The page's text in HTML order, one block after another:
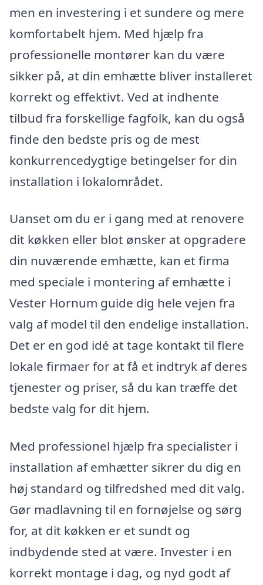
men en investering i et sundere og mere
komfortabelt hjem. Med hjælp fra
professionelle montører kan du være
sikker på, at din emhætte bliver installeret
korrekt og effektivt. Ved at indhente
tilbud fra forskellige fagfolk, kan du også
finde den bedste pris og de mest
konkurrencedygtige betingelser for din
installation i lokalområdet.
Uanset om du er i gang med at renovere
dit køkken eller blot ønsker at opgradere
din nuværende emhætte, kan et firma
med speciale i montering af emhætte i
Vester Hornum guide dig hele vejen fra
valg af model til den endelige installation.
Det er en god idé at tage kontakt til flere
lokale firmaer for at få et indtryk af deres
tjenester og priser, så du kan træffe det
bedste valg for dit hjem.
Med professionel hjælp fra specialister i
installation af emhætter sikrer du dig en
høj standard og tilfredshed med dit valg.
Gør madlavning til en fornøjelse og sørg
for, at dit køkken er et sundt og
indbydende sted at være. Invester i en
korrekt montage i dag, og nyd godt af